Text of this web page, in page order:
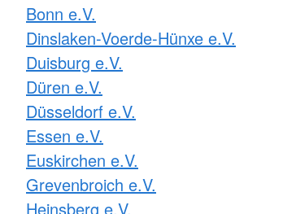
Bonn e.V.
Dinslaken-Voerde-Hünxe e.V.
Duisburg e.V.
Düren e.V.
Düsseldorf e.V.
Essen e.V.
Euskirchen e.V.
Grevenbroich e.V.
Heinsberg e.V.